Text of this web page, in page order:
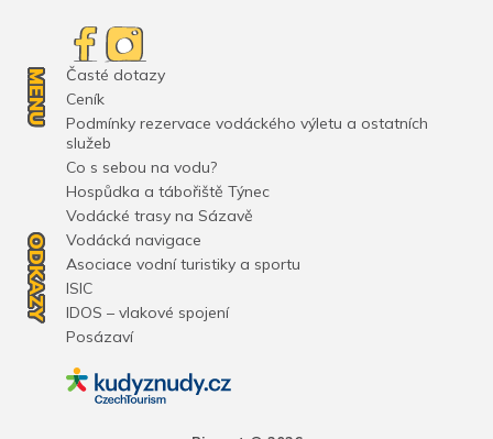
MENU
Časté dotazy
Ceník
Podmínky rezervace vodáckého výletu a ostatních
služeb
Co s sebou na vodu?
Hospůdka a tábořiště Týnec
Vodácké trasy na Sázavě
ODKAZY
Vodácká navigace
Asociace vodní turistiky a sportu
ISIC
IDOS – vlakové spojení
Posázaví